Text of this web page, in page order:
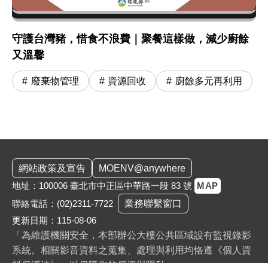
守護台灣豬，惜食不浪費｜聚餐這樣做，減少廚餘
又溫馨
廢棄物管理 資源回收 廚餘多元再利用
網站政策及宣告
MOENV@anywhere
地址：100006 臺北市中正區中華路一段 83 號 MAP
聯絡電話： (02)2311-7722
業務聯繫窗口
更新日期：115-08-06
「為維護機關安全，本部辦公大樓公共區域設有監視錄影
系統。相關影音資料之蒐集、處理與利用均恪遵《個人資